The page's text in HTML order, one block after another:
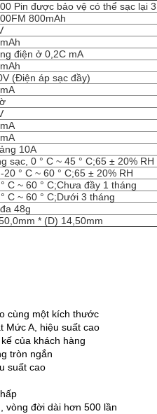
Pin được bảo vệ có thể sạc lại
800mAh
điện ở 0,2C mA
(Điện áp sạc đầy)
10A
sạc, 0 ° C ~ 45 ° C;65 ± 20% RH
20 ° C ~ 60 ° C;65 ± 20% RH
C ~ 60 ° C;Chưa đầy 1 tháng
C ~ 60 ° C;Dưới 3 tháng
48g
* (D) 14,50mm
cùng một kích thước
Mức A, hiệu suất cao
của khách hàng
tròn ngắn
suất cao
vòng đời dài hơn 500 lần